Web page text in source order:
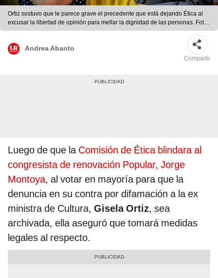
Ortiz sostuvo que le parece grave el precedente que está dejando Ética al
excusar la libertad de opinión para mellar la dignidad de las personas. Foto:
composición Gerson Cardoso/La República
Andrea Abanto
Compartir
Luego de que la Comisión de Ética blindara al
congresista de renovación Popular, Jorge
Montoya, al votar en mayoría para que la
denuncia en su contra por difamación a la ex
ministra de Cultura, Gisela Ortiz, sea
archivada, ella aseguró que tomará medidas
legales al respecto.